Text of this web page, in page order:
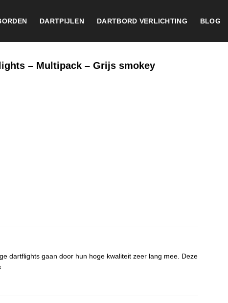
DARTPIJLEN DARTBORD VERLICHTING BLOG
– Multipack – Grijs smokey
dartflights gaan door hun hoge kwaliteit zeer lang mee. Deze